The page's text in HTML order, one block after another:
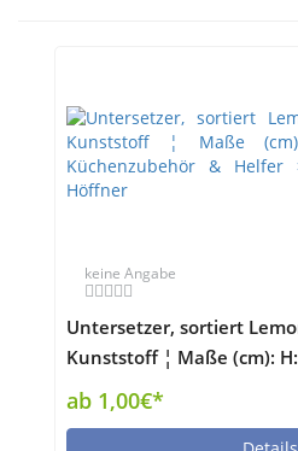
keine Angabe
Untersetzer, sortiert
Kunststoff ¦ Maße (cm):
Küchenzubehör & Helfer >
Höffner
ab 1,00€*